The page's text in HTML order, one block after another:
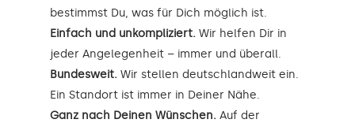
bestimmst Du, was für Dich möglich ist.
Einfach und unkompliziert. Wir helfen Dir in
jeder Angelegenheit – immer und überall.
Bundesweit. Wir stellen deutschlandweit ein.
Ein Standort ist immer in Deiner Nähe.
Ganz nach Deinen Wünschen. Auf der